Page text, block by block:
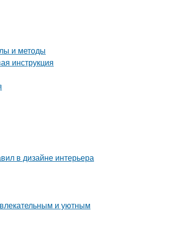
и методы
инструкция
в дизайне интерьера
и уютным